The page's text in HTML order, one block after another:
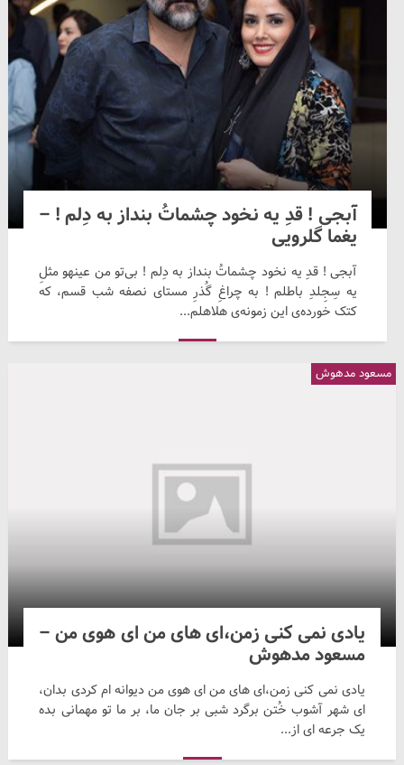
آبجی‌ ! قدِ یه‌ نخود چشمات‌ُ بنداز به‌ دِلم‌ ! –
یغما گلرویی
آبجی‌ ! قدِ یه‌ نخود چشمات‌ُ بنداز به‌ دِلم‌ ! بی‌تو من‌ عینهو مثل‌ِ
یه‌ سِجِلدِ باطلم‌ ! به‌ چراغ‌ِ گُذرِ مستای‌ نصفه‌ شب‌ قسم‌، که‌
کتک‌ خورده‌ی‌ این‌ زمونه‌ی‌ هلاهلم‌...
یادی نمی کنی زمن،ای های من ای هوی من –
مسعود مدهوش
یادی نمی کنی زمن،ای های من ای هوی من دیوانه ام کردی بدان،
ای شهر آشوب خُتن برگرد شبی بر جان ما، بر ما تو مهمانی بده
یک جرعه ای از...
مسعود مدهوش